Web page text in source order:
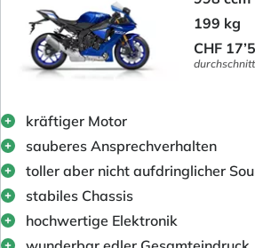
199 kg
CHF
kräftiger Motor
sauberes Ansprechverhalten
toller aber nicht aufdringlicher
stabiles Chassis
hochwertige Elektronik